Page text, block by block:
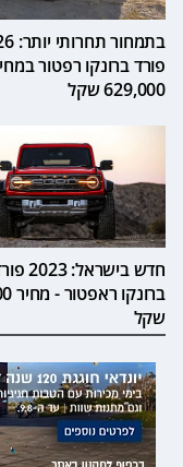
פורד ברונקו רפטור
629,000 שקל
חדש בישראל:
שקל